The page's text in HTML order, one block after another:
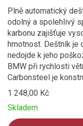
Průměr střechy
Potah deštníku s UV
UV ochrana
Plně automatický
odolný a spolehlivý
karbonu zajišťuje
hmotnost. Deštník je
nedojde k jeho
BMW při rychlosti
Carbonsteel je
1 248,00 Kč
Skladem